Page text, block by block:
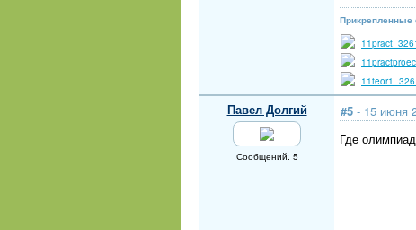
Павел Долгий
Сообщений: 5
#5 - 15 июня
Где